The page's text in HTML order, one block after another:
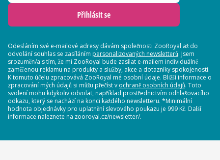
Přihlásit se
Odesláním své e-mailové adresy dávám společnosti ZooRoyal až do
odvolání souhlas se zasíláním personalizovaných newsletterů. Jsem
srozuměn/a s tím, že mi ZooRoyal bude zasílat e-mailem individuálně
zaměřenou reklamu na produkty a služby, akce a dotazníky spokojenosti.
K tomuto účelu zpracovává ZooRoyal mé osobní údaje. Bližší informace o
zpracování mých údajů si můžu přečíst v ochraně osobních údajů. Toto
svolení mohu kdykoliv odvolat, například prostřednictvím odhlašovacího
odkazu, který se nachází na konci každého newsletteru. *Minimální
hodnota objednávky pro uplatnění slevového poukazu je 999 Kč. Další
informace naleznete na zooroyal.cz/newsletter/.